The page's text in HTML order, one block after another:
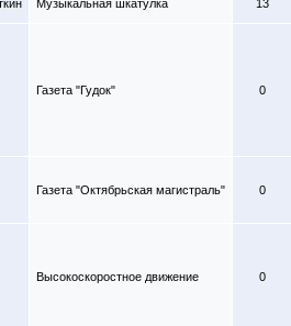
Музыкальная шкатулка 13
Газета "Гудок" 0
Газета "Октябрьская магистраль" 0
Высокоскоростное движение 0